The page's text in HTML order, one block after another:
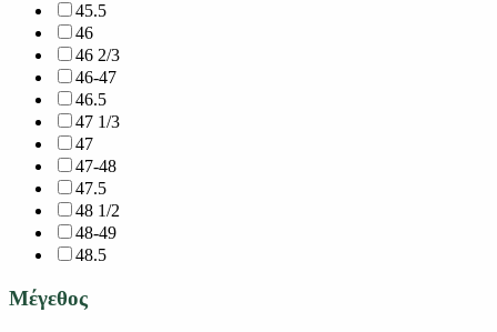
45.5
46
46 2/3
46-47
46.5
47 1/3
47
47-48
47.5
48 1/2
48-49
48.5
Μέγεθος